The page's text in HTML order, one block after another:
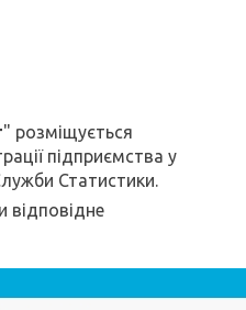
" розміщується
підприємства у
Статистики.
відповідне